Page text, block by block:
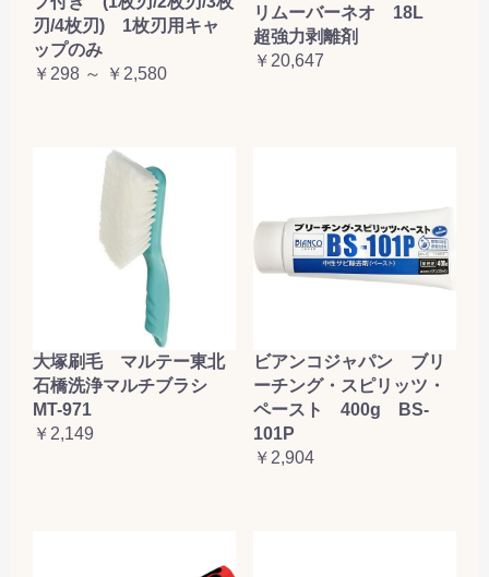
刃/4枚刃) 1枚刃用キャ
ップのみ
￥298 ～ ￥2,580
リムーバーネオ 18L
超強力剥離剤
￥20,647
大塚刷毛 マルテー東北
石橋洗浄マルチブラシ
MT-971
￥2,149
ビアンコジャパン ブリ
ーチング・スピリッツ・
ペースト 400g BS-
101P
￥2,904